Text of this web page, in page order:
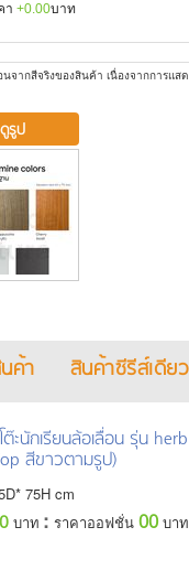
า+0.00บาท
จากสีจริงของสินค้า เนื่องจากการแ
รูป
ค้า สินค้าซีรีส์เดีย
ต๊ะนักเรียนล้อเลื่อน รุ่น
สีขาวตามรูป)
D* 75H cm
บาท : ราคาออฟชั่น 00 บาท